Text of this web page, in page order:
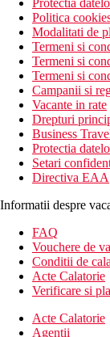
Protectia
Politica
Modalitati de
Termeni si
Termeni si
Termeni si
Campanii si
Vacante in rate
Drepturi
Business
Protectia
Setari
Directiva EAA
Informatii despre
FAQ
Vouchere de
Conditii de
Acte Calatorie
Verificare si
Acte Calatorie
Agentii